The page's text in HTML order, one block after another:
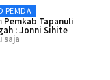
PEMDA
Pemkab Tapanuli
: Jonni Sihite
saja